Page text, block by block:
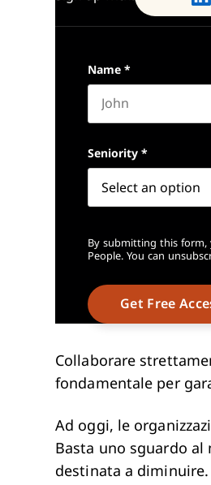
Name *
Seniority *
By submitting this form,
People. You can
Collaborare
fondamentale per
Ad oggi, le
Basta uno sguardo al
destinata a diminuire.